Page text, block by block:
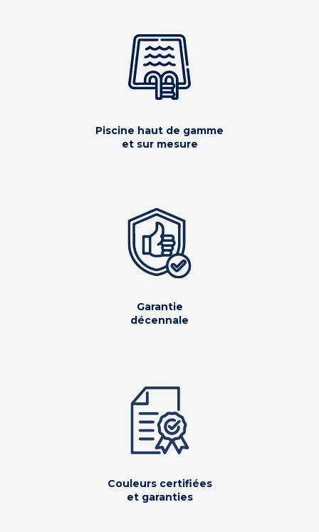
Piscine haut de gamme
et sur mesure
Garantie
décennale
Couleurs certifiées
et garanties